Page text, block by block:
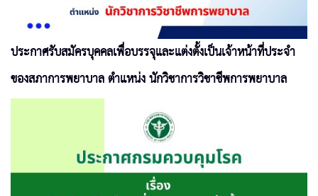
ประกาศรับสมัครบุคคลเพื่อบรรจุและแต่งตั้งเป็นเจ้าหน้าที่ประจำ
ของสภาการพยาบาล ตำแหน่ง นักวิชาการวิชาชีพการพยาบาล